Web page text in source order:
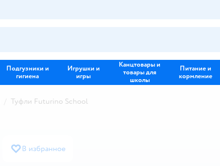
Подгузники и
гигиена
Игрушки и
игры
Канцтовары и
товары для
школы
Питание и
кормление
Туфли Futurino School
В избранное